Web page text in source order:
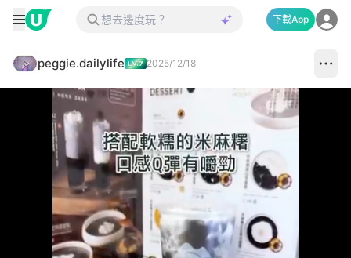
下載App
peggie.dailylife 2025/12/18